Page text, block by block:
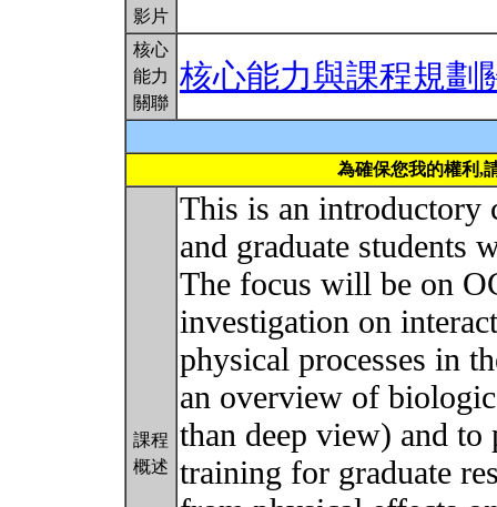
影片
核心
能力
關聯
核心能力與課程規劃
為確保您我的權利,
課程
概述
This is an introductory
and graduate students
The focus will be on
investigation on
physical processes in
an overview of
than deep view) and
training for graduate